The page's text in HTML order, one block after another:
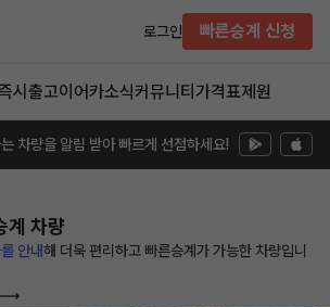
로그인 빠른승계 신청
시출고이어카소식커뮤니티 가격표제원
차량을 알림 받아 빠르게 선점하세요!
계 차량
안내해 더욱 편리하고 빠른승계가 가능한 차량입니